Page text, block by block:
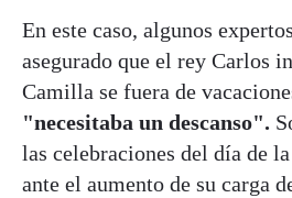
En este caso, algunos
asegurado que el rey Carlos
Camilla se fuera de
"necesitaba un descanso".
las celebraciones del día de
ante el aumento de su carga